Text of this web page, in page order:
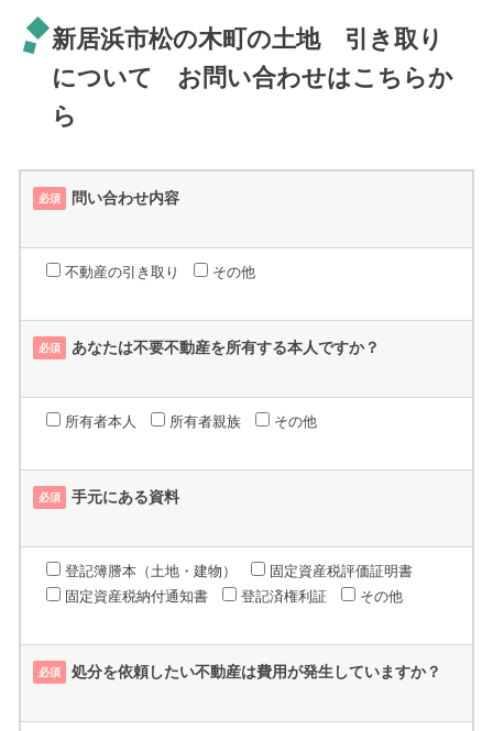
新居浜市松の木町の土地 引き取り
について お問い合わせはこちらか
ら
必須 問い合わせ内容
不動産の引き取り その他
必須 あなたは不要不動産を所有する本人ですか？
所有者本人 所有者親族 その他
必須 手元にある資料
登記簿謄本（土地・建物）
固定資産税評価証明書
固定資産税納付通知書
登記済権利証 その他
必須 処分を依頼したい不動産は費用が発生していますか？